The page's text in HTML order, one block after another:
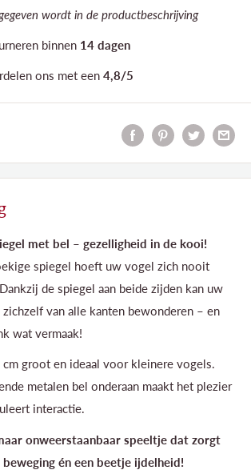
wordt in de productbeschrijving
binnen 14 dagen
ons met een 4,8/5
met bel – gezelligheid in de kooi!
spiegel hoeft uw vogel zich nooit
de spiegel aan beide zijden kan uw
van alle kanten bewonderen – en
wat vermaak!
groot en ideaal voor kleinere vogels.
metalen bel onderaan maakt het plezier
interactie.
onweerstaanbaar speeltje dat zorgt
én een beetje ijdelheid!